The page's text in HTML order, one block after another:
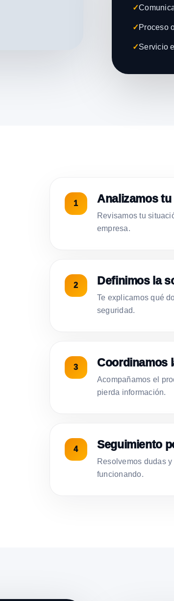
✓
✓Proceso
✓Servicio
Analizamos
Revisamos tu
empresa.
Definimos la
Te explicamos qué
seguridad.
Coordinamos
Acompañamos el
pierda información.
Seguimiento
Resolvemos dudas
funcionando.